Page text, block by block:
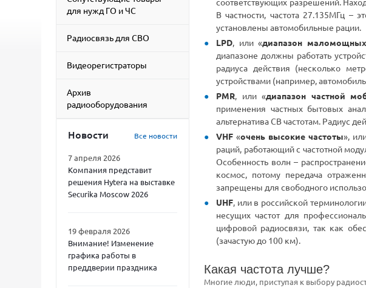
для нужд ГО и ЧС
Радиосвязь для СВО
Видеорегистраторы
Архив
радиооборудования
Новости Все новости
7 апреля 2026
Компания представит
решения Hytera на выставке
Securika Moscow 2026
19 февраля 2026
Внимание! Изменение
графика работы в
преддверии праздника
В частности, частота 27.135МГц –
установлены автомобильные рации.
LPD, или «диапазон маломощных
диапазоне должны работать
радиуса действия (несколько
устройствами (например,
PMR, или «диапазон частной
применения частных бытовых
альтернатива CB частотам. Радиус
VHF «очень высокие частоты»,
раций, работающий с частотной
Особенность волн –
космос, потому передача
запрещены для свободного
UHF, или в российской
несущих частот для
цифровой радиосвязи, так как
(зачастую до 100 км).
Какая частота лучше?
Многие люди, приступая к выбору